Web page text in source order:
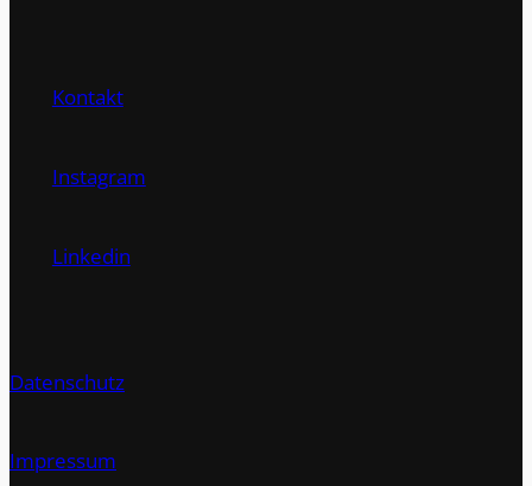
Kontakt
Instagram
Linkedin
Datenschutz
Impressum